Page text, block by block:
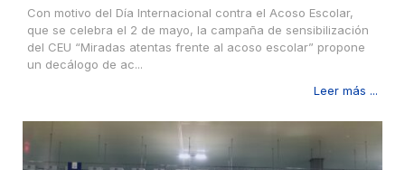
Con motivo del Día Internacional contra el Acoso Escolar,
que se celebra el 2 de mayo, la campaña de sensibilización
del CEU “Miradas atentas frente al acoso escolar” propone
un decálogo de ac...
Leer más ...